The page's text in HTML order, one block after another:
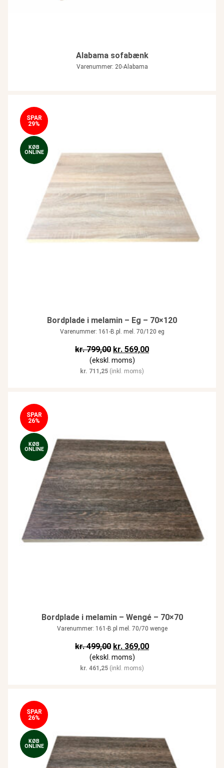
Alabama sofabænk
Varenummer: 20-Alabama
SPAR
29%
KØB
ONLINE
Bordplade i melamin – Eg – 70×120
Varenummer: 161-B.pl. mel. 70/120 eg
kr.799,00 Den oprindelige pris var: kr.
kr. 569,00Den aktuelle pris er:
(ekskl. moms)
kr. 711,25 (inkl. moms)
SPAR
26%
KØB
ONLINE
Bordplade i melamin – Wengé – 70×70
Varenummer: 161-B.pl mel. 70/70 wenge
kr.499,00 Den oprindelige pris var: kr.
kr. 369,00Den aktuelle pris er:
(ekskl. moms)
kr. 461,25 (inkl. moms)
SPAR
26%
KØB
ONLINE